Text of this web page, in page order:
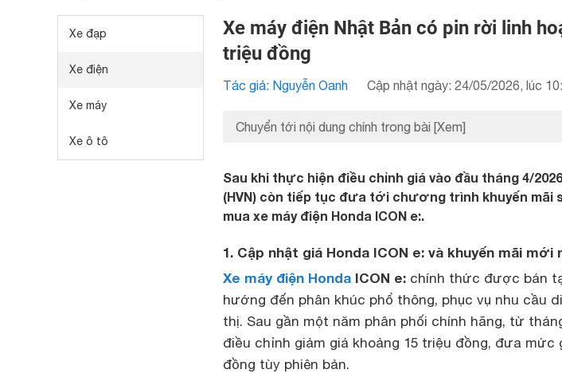
Xe đạp
Xe điện
Xe máy
Xe ô tô
Xe máy điện Nhật Bản có pin rời linh
triệu đồng
Tác giả: Nguyễn Oanh Cập nhật ngày: 24/05/2026, lúc
Chuyển tới nội dung chính trong bài [Xem]
Sau khi thực hiện điều chỉnh giá vào đầu tháng 4/
(HVN) còn tiếp tục đưa tới chương trình khuyến mãi
mua xe máy điện Honda ICON e:.
1. Cập nhật giá Honda ICON e: và khuyến mãi mới
Xe máy điện Honda ICON e: chính thức được bán
hướng đến phân khúc phổ thông, phục vụ nhu cầu
thị. Sau gần một năm phân phối chính hãng, từ
điều chỉnh giảm giá khoảng 15 triệu đồng, đưa mức
đồng tùy phiên bản.